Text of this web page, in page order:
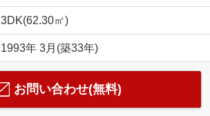
3DK(62.30㎡)
1993年 3月(築33年)
お問い合わせ(無料)